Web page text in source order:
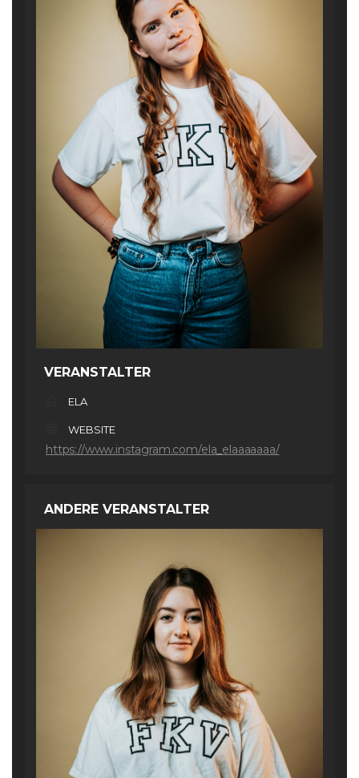
VERANSTALTER
ELA
WEBSITE
https://www.instagram.com/ela_elaaaaaaa/
ANDERE VERANSTALTER